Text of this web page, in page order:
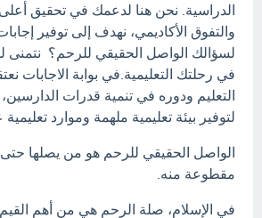
الدراسية. نحن هنا لدعمك في تحقيق
والتفوق الأكاديمي، نهدف إلى توفير
لسؤالك الواصل الحقيقي للرحم؟ نتمنى
في رحلتك التعليمية.في بوابة الاجابات
التعليم ودوره في تنمية قدرات
لتوفير بيئة تعليمية ملهمة وموارد تعليمية
الواصل الحقيقي للرحم هو من يصلها
مقطوعة منه.
في الإسلام، صلة الرحم هي من أهم